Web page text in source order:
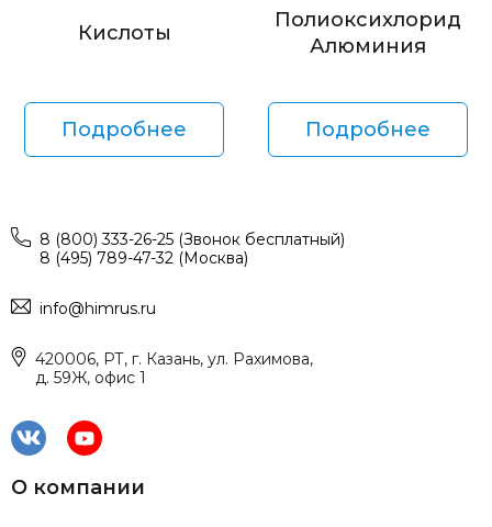
Кислоты
Подробнее
Полиоксихлорид
Алюминия
Подробнее
8 (800) 333-26-25 (Звонок бесплатный)
8 (495) 789-47-32 (Москва)
info@himrus.ru
420006, РТ, г. Казань, ул. Рахимова,
д. 59Ж, офис 1
О компании